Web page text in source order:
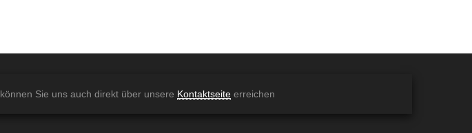
Sie uns auch direkt über unsere Kontaktseite erreichen